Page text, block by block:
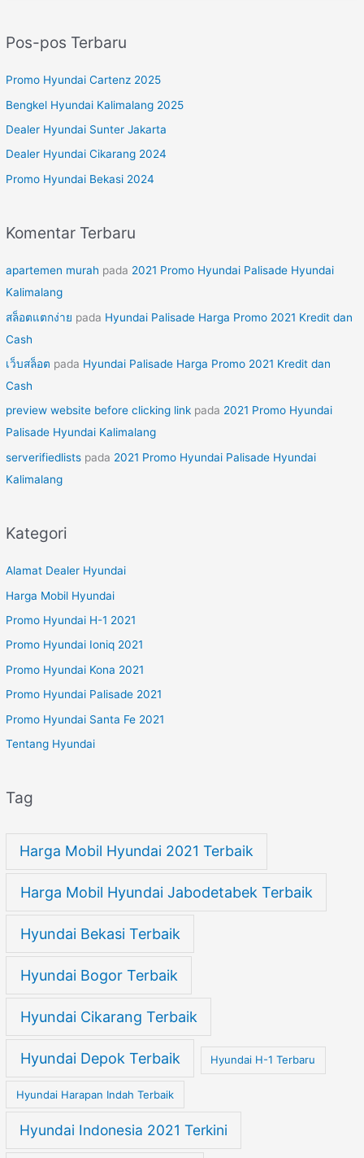
i
u
k
:
Pos-pos Terbaru
Promo Hyundai Cartenz 2025
Bengkel Hyundai Kalimalang 2025
Dealer Hyundai Sunter Jakarta
Dealer Hyundai Cikarang 2024
Promo Hyundai Bekasi 2024
Komentar Terbaru
apartemen murah pada 2021 Promo Hyundai Palisade Hyundai
Kalimalang
สล็อตแตกง่าย pada Hyundai Palisade Harga Promo 2021 Kredit dan
Cash
เว็บสล็อต pada Hyundai Palisade Harga Promo 2021 Kredit dan
Cash
preview website before clicking link pada 2021 Promo Hyundai
Palisade Hyundai Kalimalang
serverifiedlists pada 2021 Promo Hyundai Palisade Hyundai
Kalimalang
Kategori
Alamat Dealer Hyundai
Harga Mobil Hyundai
Promo Hyundai H-1 2021
Promo Hyundai Ioniq 2021
Promo Hyundai Kona 2021
Promo Hyundai Palisade 2021
Promo Hyundai Santa Fe 2021
Tentang Hyundai
Tag
Harga Mobil Hyundai 2021 Terbaik
Harga Mobil Hyundai Jabodetabek Terbaik
Hyundai Bekasi Terbaik
Hyundai Bogor Terbaik
Hyundai Cikarang Terbaik
Hyundai Depok Terbaik Hyundai H-1 Terbaru
Hyundai Harapan Indah Terbaik
Hyundai Indonesia 2021 Terkini